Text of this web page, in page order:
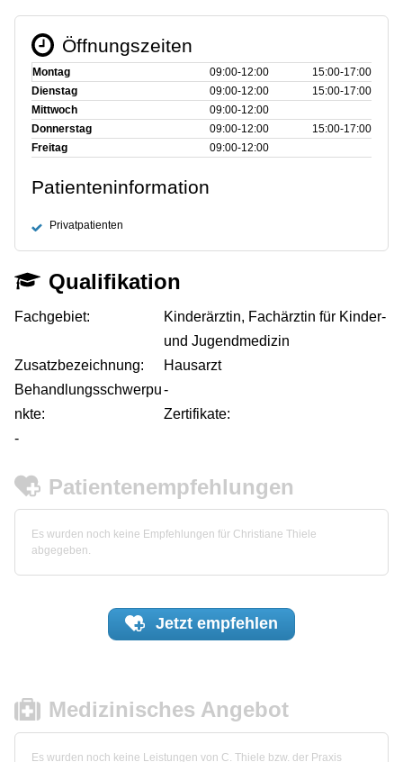
Öffnungszeiten
Montag 09:00‑12:00
15:00‑17:00
Dienstag
09:00‑12:00
15:00‑17:00
Mittwoch
09:00‑12:00
Donnerstag
09:00‑12:00
15:00‑17:00
Freitag
09:00‑12:00
Patienteninformation
Privatpatienten
Qualifikation
Fachgebiet:
Kinderärztin, Fachärztin für Kinder-
und Jugendmedizin
Zusatzbezeichnung:
Hausarzt
Behandlungsschwerpu
nkte:
-
Zertifikate:
-
Patientenempfehlungen
Es wurden noch keine Empfehlungen für Christiane Thiele
abgegeben.
Jetzt empfehlen
Medizinisches Angebot
Es wurden noch keine Leistungen von C. Thiele bzw. der Praxis